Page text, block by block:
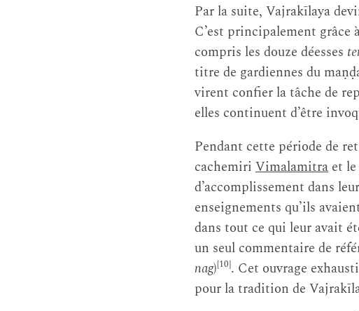
Par la suite, Vajrakīlaya
C’est principalement grâce
compris les douze déesses
titre de gardiennes du
virent confier la tâche de
elles continuent d’être
Pendant cette période de
cachemiri Vimalamitra et
d’accomplissement dans
enseignements qu’ils
dans tout ce qui leur avait
un seul commentaire de
nag)[10]. Cet ouvrage
pour la tradition de